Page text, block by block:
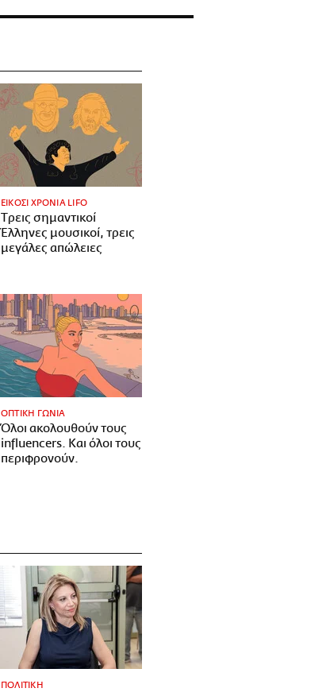
ΕΙΚΟΣΙ ΧΡΟΝΙΑ LIFO
Tρεις σημαντικοί
Έλληνες μουσικοί, τρεις
μεγάλες απώλειες
ΟΠΤΙΚΗ ΓΩΝΙΑ
Όλοι ακολουθούν τους
influencers. Και όλοι τους
περιφρονούν.
ΠΟΛΙΤΙΚΗ